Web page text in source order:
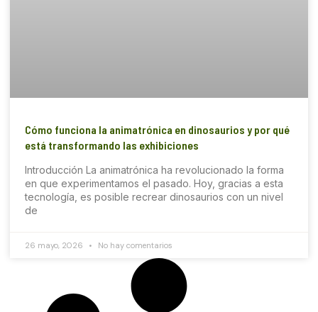
Cómo funciona la animatrónica en dinosaurios y por qué
está transformando las exhibiciones
Introducción La animatrónica ha revolucionado la forma
en que experimentamos el pasado. Hoy, gracias a esta
tecnología, es posible recrear dinosaurios con un nivel
de
26 mayo, 2026 No hay comentarios